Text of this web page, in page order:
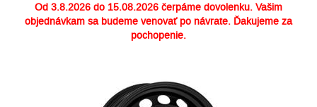
Od 3.8.2026 do 15.08.2026 čerpáme dovolenku. Vašim
objednávkam sa budeme venovať po návrate. Ďakujeme za
pochopenie.